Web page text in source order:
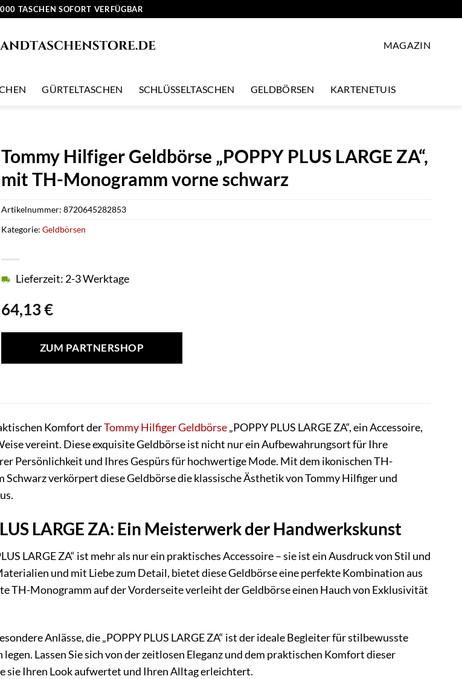
TASCHEN SOFORT VERFÜGBAR
MAGAZIN
GÜRTELTASCHEN SCHLÜSSELTASCHEN GELDBÖRSEN KARTENETUIS
Tommy Hilfiger Geldbörse „POPPY PLUS LARGE ZA“,
mit TH-Monogramm vorne schwarz
64,13€
Lieferzeit: 2-3 Werktage
ZUM PARTNERSHOP
Artikelnummer:8720645282853
Kategorie:Geldbörsen
Komfort derTommy HilfigerGeldbörse„POPPY PLUS LARGE ZA“, ein Accessoire,
vereint. Diese exquisite Geldbörse ist nicht nur ein Aufbewahrungsort für Ihre
Persönlichkeit und Ihres Gespürs für hochwertige Mode. Mit dem ikonischen TH-
verkörpert diese Geldbörse die klassische Ästhetik von Tommy Hilfiger und
LARGE ZA: Ein Meisterwerk der Handwerkskunst
LARGE ZA“ ist mehr als nur ein praktisches Accessoire – sie ist ein Ausdruck von Stil und
und mit Liebe zum Detail, bietet diese Geldbörse eine perfekte Kombination aus
TH-Monogramm auf der Vorderseite verleiht der Geldbörse einen Hauch von Exklusivität
Anlässe, die „POPPY PLUS LARGE ZA“ ist der ideale Begleiter für stilbewusste
Lassen Sie sich von der zeitlosen Eleganz und dem praktischen Komfort dieser
sie Ihren Look aufwertet und Ihren Alltag erleichtert.